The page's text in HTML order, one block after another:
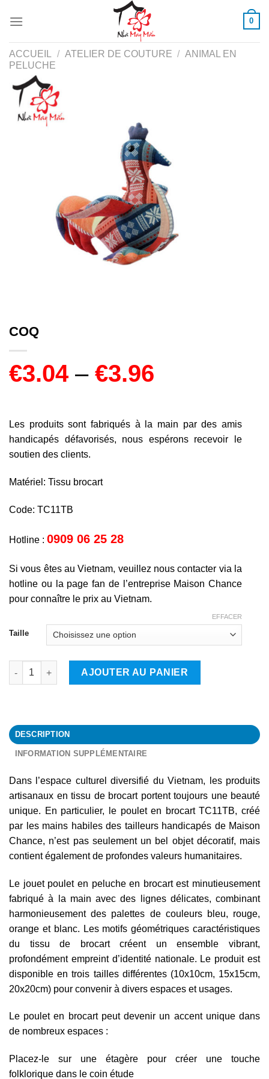
0
ACCUEIL / ATELIER DE COUTURE / ANIMAL EN
PELUCHE
COQ
€3.04 – €3.96
Les produits sont fabriqués à la main par des amis
handicapés défavorisés, nous espérons recevoir le
soutien des clients.
Matériel: Tissu brocart
Code: TC11TB
Hotline : 0909 06 25 28
Si vous êtes au Vietnam, veuillez nous contacter via la
hotline ou la page fan de l’entreprise Maison Chance
pour connaître le prix au Vietnam.
Taille
EFFACER
quantité de COQ
AJOUTER AU PANIER
DESCRIPTION
INFORMATION SUPPLÉMENTAIRE
Dans l’espace culturel diversifié du Vietnam, les produits
artisanaux en tissu de brocart portent toujours une beauté
unique. En particulier, le poulet en brocart TC11TB, créé
par les mains habiles des tailleurs handicapés de Maison
Chance, n’est pas seulement un bel objet décoratif, mais
contient également de profondes valeurs humanitaires.
Le jouet poulet en peluche en brocart est minutieusement
fabriqué à la main avec des lignes délicates, combinant
harmonieusement des palettes de couleurs bleu, rouge,
orange et blanc. Les motifs géométriques caractéristiques
du tissu de brocart créent un ensemble vibrant,
profondément empreint d’identité nationale. Le produit est
disponible en trois tailles différentes (10x10cm, 15x15cm,
20x20cm) pour convenir à divers espaces et usages.
Le poulet en brocart peut devenir un accent unique dans
de nombreux espaces :
Placez-le sur une étagère pour créer une touche
folklorique dans le coin étude